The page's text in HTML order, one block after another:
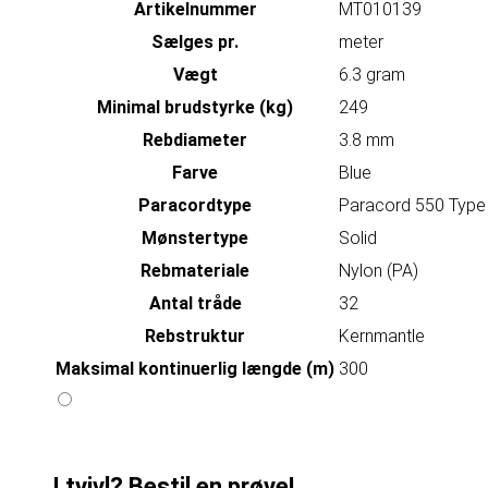
Artikelnummer
MT010139
Sælges pr.
meter
Vægt
6.3 gram
Minimal brudstyrke (kg)
249
Rebdiameter
3.8 mm
Farve
Blue
Paracordtype
Paracord 550
Mønstertype
Solid
Rebmateriale
Nylon (PA)
Antal tråde
32
Rebstruktur
Kernmantle
Maksimal kontinuerlig længde (m) 300